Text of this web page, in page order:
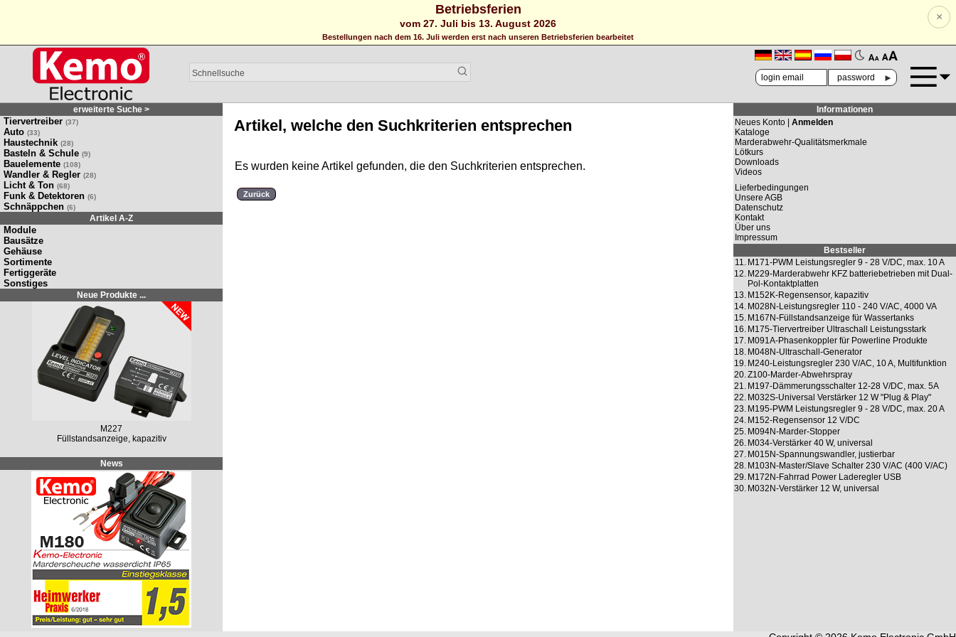
Betriebsferien
vom 27. Juli bis 13. August 2026
Bestellungen nach dem 16. Juli werden erst nach unseren Betriebsferien bearbeitet
×
🗛 🗚
►
erweiterte Suche >
Tiervertreiber (37)
Auto (33)
Haustechnik (28)
Basteln & Schule (9)
Bauelemente (108)
Wandler & Regler (28)
Licht & Ton (68)
Funk & Detektoren (6)
Schnäppchen (6)
Artikel A-Z
Module
Bausätze
Gehäuse
Sortimente
Fertiggeräte
Sonstiges
Neue Produkte ...
M227
Füllstandsanzeige, kapazitiv
News
Artikel, welche den Suchkriterien entsprechen
Es wurden keine Artikel gefunden, die den Suchkriterien entsprechen.
Zurück
Informationen
Neues Konto | Anmelden
Kataloge
Marderabwehr-Qualitätsmerkmale
Lötkurs
Downloads
Videos
Lieferbedingungen
Unsere AGB
Datenschutz
Kontakt
Über uns
Impressum
Bestseller
11. M171-PWM Leistungsregler 9 - 28 V/DC, max. 10 A
12. M229-Marderabwehr KFZ batteriebetrieben mit Dual-
Pol-Kontaktplatten
13. M152K-Regensensor, kapazitiv
14. M028N-Leistungsregler 110 - 240 V/AC, 4000 VA
15. M167N-Füllstandsanzeige für Wassertanks
16. M175-Tiervertreiber Ultraschall Leistungsstark
17. M091A-Phasenkoppler für Powerline Produkte
18. M048N-Ultraschall-Generator
19. M240-Leistungsregler 230 V/AC, 10 A, Multifunktion
20.Z100-Marder-Abwehrspray
21. M197-Dämmerungsschalter 12-28 V/DC, max. 5A
22. M032S-Universal Verstärker 12 W "Plug & Play"
23. M195-PWM Leistungsregler 9 - 28 V/DC, max. 20 A
24. M152-Regensensor 12 V/DC
25. M094N-Marder-Stopper
26. M034-Verstärker 40 W, universal
27. M015N-Spannungswandler, justierbar
28. M103N-Master/Slave Schalter 230 V/AC (400 V/AC)
29. M172N-Fahrrad Power Laderegler USB
30. M032N-Verstärker 12 W, universal